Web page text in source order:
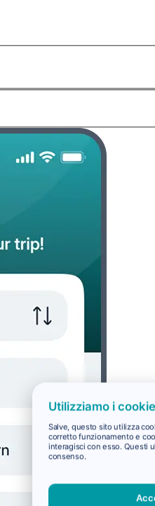
Utilizziamo i
Salve, questo sito utilizza
corretto funzionamento e
interagisci con esso. Questi
consenso.